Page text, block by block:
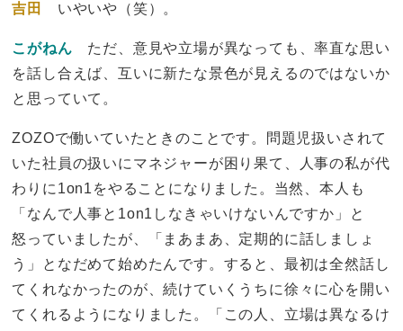
吉田 いやいや（笑）。
こがねん
ただ、意見や立場が異なっても、率直な思い
を話し合えば、互いに新たな景色が見えるのではないか
と思っていて。
ZOZOで働いていたときのことです。問題児扱いされて
いた社員の扱いにマネジャーが困り果て、人事の私が代
わりに1on1をやることになりました。当然、本人も
「なんで人事と1on1しなきゃいけないんですか」と
怒っていましたが、「まあまあ、定期的に話しましょ
う」となだめて始めたんです。すると、最初は全然話し
てくれなかったのが、続けていくうちに徐々に心を開い
てくれるようになりました。「この人、立場は異なるけ